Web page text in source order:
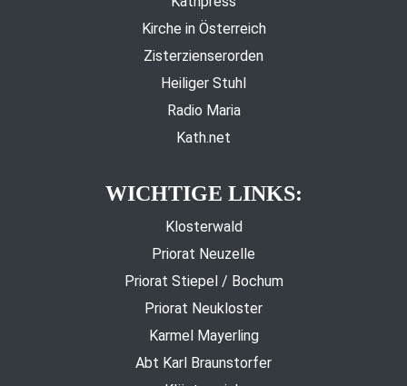
Kirche in Österreich
Zisterzienserorden
Heiliger Stuhl
Radio Maria
Kath.net
WICHTIGE LINKS:
Klosterwald
Priorat Neuzelle
Priorat Stiepel / Bochum
Priorat Neukloster
Karmel Mayerling
Abt Karl Braunstorfer